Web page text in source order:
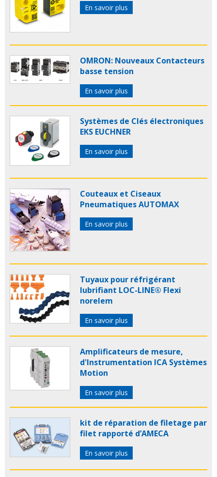
En savoir plus
OMRON: Nouveaux Contacteurs
basse tension
En savoir plus
Systèmes de Clés électroniques
EKS EUCHNER
En savoir plus
Couteaux et Ciseaux
Pneumatiques AUTOMAX
En savoir plus
Tuyaux pour réfrigérant
lubrifiant LOC-LINE® Flexi
norelem
En savoir plus
Amplificateurs de mesure,
d'Instrumentation ICA Systèmes
Motion
En savoir plus
kit de réparation de filetage par
filet rapporté d’AMECA
En savoir plus